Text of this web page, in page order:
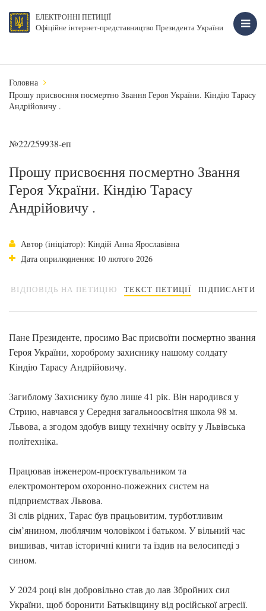
ЕЛЕКТРОННІ ПЕТИЦІЇ
Офіційне інтернет-представництво Президента України
Головна
Прошу присвоєння посмертно Звання Героя України. Кіндію Тарасу
Андрійовичу .
№22/259938-еп
Прошу присвоєння посмертно Звання
Героя України. Кіндію Тарасу
Андрійовичу .
Автор (ініціатор): Кіндій Анна Ярославівна
Дата оприлюднення: 10 лютого 2026
ВІДПОВІДЬ НА ПЕТИЦІЮ ТЕКСТ ПЕТИЦІЇ ПІДПИСАНТИ
Пане Президенте, просимо Вас присвоїти посмертно звання
Героя України, хороброму захиснику нашому солдату
Кіндію Тарасу Андрійовичу.
Загиблому Захиснику було лише 41 рік. Він народився у
Стрию, навчався у Середня загальноосвітня школа 98 м.
Львова, а згодом здобув вищу технічну освіту у Львівська
політехніка.
Працював інженером-проєктувальником та
електромонтером охоронно-пожежних систем на
підприємствах Львова.
Зі слів рідних, Тарас був працьовитим, турботливим
сім’янином, люблячим чоловіком і батьком. У вільний час
вишивав, читав історичні книги та їздив на велосипеді з
сином.
У 2024 році він добровільно став до лав Збройних сил
України, щоб боронити Батьківщину від російської агресії.